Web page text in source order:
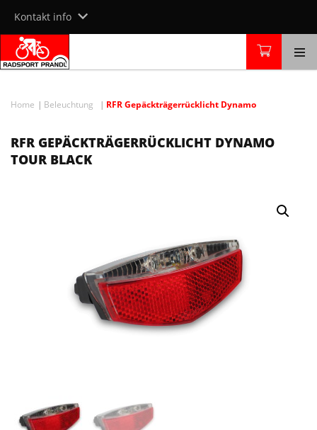
content
Kontakt info
Home Beleuchtung RFR Gepäckträgerrücklicht Dynamo
RFR GEPÄCKTRÄGERRÜCKLICHT DYNAMO
TOUR BLACK